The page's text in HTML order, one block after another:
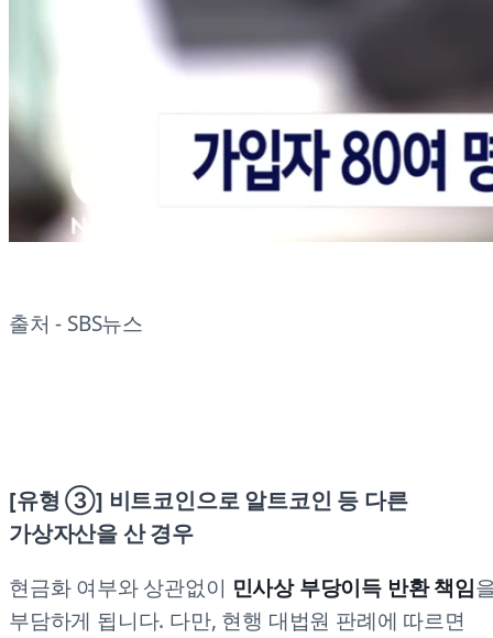
출처 - SBS뉴스
[유형 ③] 비트코인으로 알트코인 등 다른
가상자산을 산 경우
현금화 여부와 상관없이 민사상 부당이득 반환 책임
부담하게 됩니다. 다만, 현행 대법원 판례에 따르면